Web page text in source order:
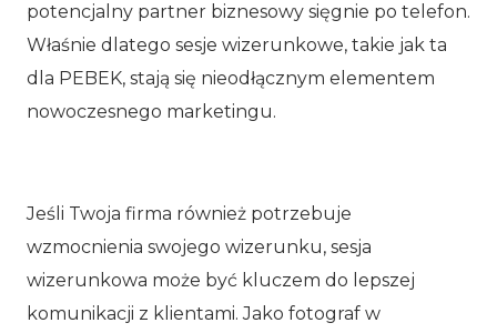
potencjalny partner biznesowy sięgnie po telefon.
Właśnie dlatego sesje wizerunkowe, takie jak ta
dla PEBEK, stają się nieodłącznym elementem
nowoczesnego marketingu.
Jeśli Twoja firma również potrzebuje
wzmocnienia swojego wizerunku, sesja
wizerunkowa może być kluczem do lepszej
komunikacji z klientami. Jako fotograf w